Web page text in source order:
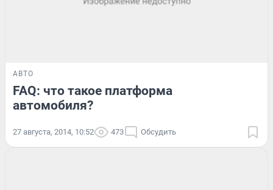
АВТО
FAQ: что такое платформа
автомобиля?
27 августа, 2014, 10:52 473 Обсудить